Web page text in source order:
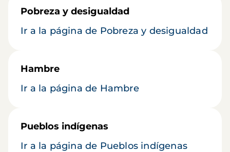
Pobreza y desigualdad
Ir a la página de Pobreza y desigualdad
Hambre
Ir a la página de Hambre
Pueblos indígenas
Ir a la página de Pueblos indígenas